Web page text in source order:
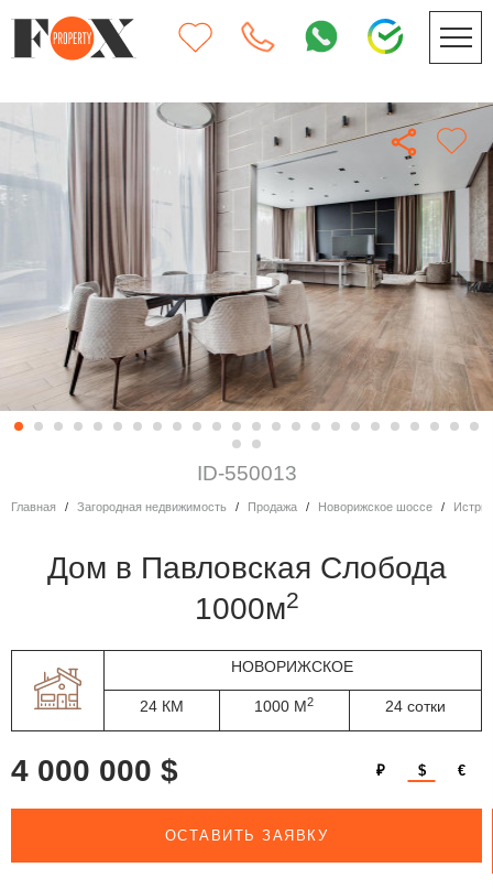
ID-550013
Главная Загородная недвижимость Продажа Новорижское шоссе
дом в Павловская Слобода
1000м2
НОВОРИЖСКОЕ
24 КМ 1000 М2 24 сотки
4 000 000 $ ₽ $ €
ОСТАВИТЬ ЗАЯВКУ